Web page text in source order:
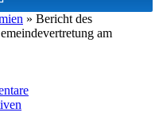
» Bericht des
am